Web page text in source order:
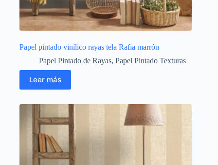
Papel pintado vinílico rayas tela Rafia marrón
Papel Pintado de Rayas, Papel Pintado Texturas
Leer más